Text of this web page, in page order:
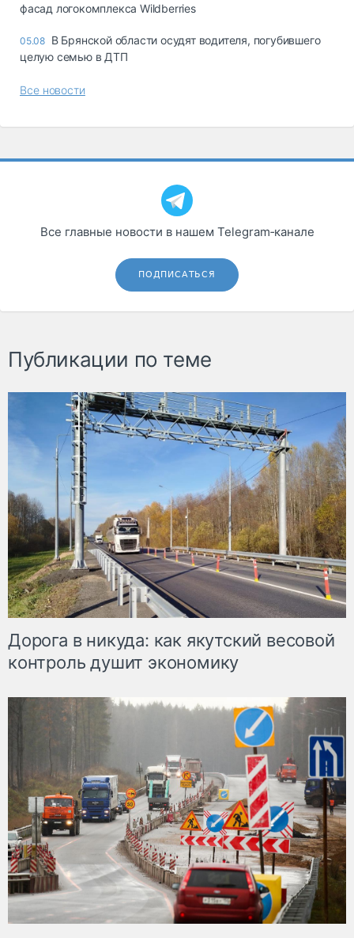
фасад логокомплекса Wildberries
05.08 В Брянской области осудят водителя, погубившего
целую семью в ДТП
Все новости
Все главные новости в нашем Telegram‑канале
ПОДПИСАТЬСЯ
Публикации по теме
Дорога в никуда: как якутский весовой
контроль душит экономику